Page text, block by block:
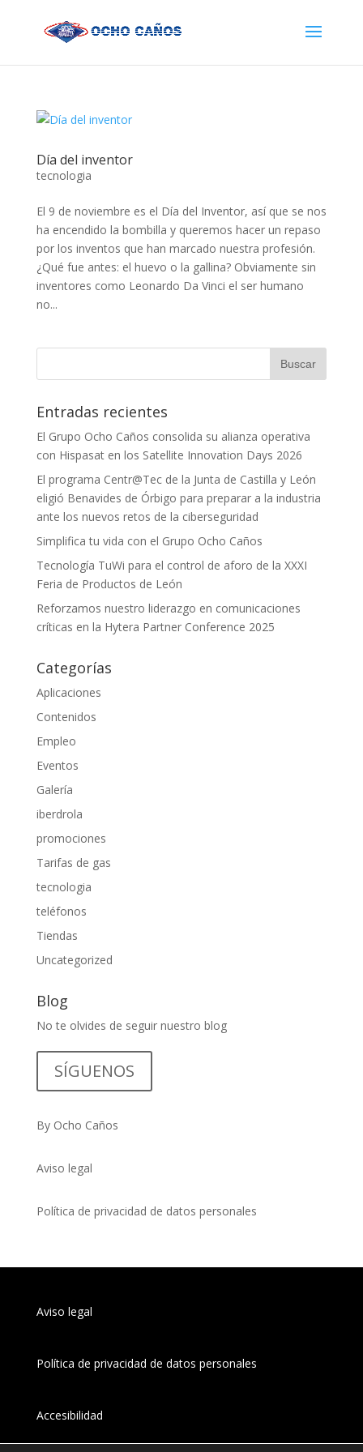
Día del inventor
tecnologia
El 9 de noviembre es el Día del Inventor, así que se nos
ha encendido la bombilla y queremos hacer un repaso
por los inventos que han marcado nuestra profesión.
¿Qué fue antes: el huevo o la gallina? Obviamente sin
inventores como Leonardo Da Vinci el ser humano
no...
Entradas recientes
El Grupo Ocho Caños consolida su alianza operativa
con Hispasat en los Satellite Innovation Days 2026
El programa Centr@Tec de la Junta de Castilla y León
eligió Benavides de Órbigo para preparar a la industria
ante los nuevos retos de la ciberseguridad
Simplifica tu vida con el Grupo Ocho Caños
Tecnología TuWi para el control de aforo de la XXXI
Feria de Productos de León
Reforzamos nuestro liderazgo en comunicaciones
críticas en la Hytera Partner Conference 2025
Categorías
Aplicaciones
Contenidos
Empleo
Eventos
Galería
iberdrola
promociones
Tarifas de gas
tecnologia
teléfonos
Tiendas
Uncategorized
Blog
No te olvides de seguir nuestro blog
SÍGUENOS
By Ocho Caños
Aviso legal
Política de privacidad de datos personales
Aviso legal
Política de privacidad de datos personales
Accesibilidad